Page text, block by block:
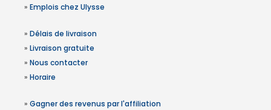
» Emplois chez Ulysse
» Délais de livraison
» Livraison gratuite
» Nous contacter
» Horaire
» Gagner des revenus par l'affiliation